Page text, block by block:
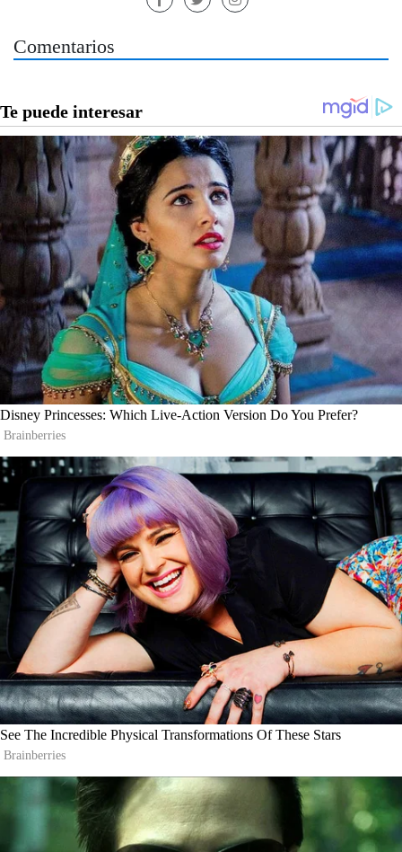
Comentarios